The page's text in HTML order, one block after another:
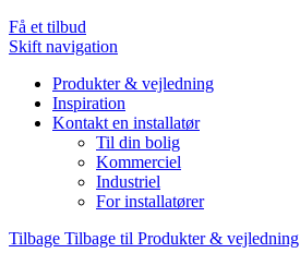
Få et tilbud
Skift navigation
Produkter & vejledning
Inspiration
Kontakt en installatør
Til din bolig
Kommerciel
Industriel
For installatører
Tilbage Tilbage til Produkter & vejledning